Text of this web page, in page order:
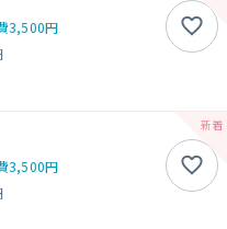
3,500円
3,500円